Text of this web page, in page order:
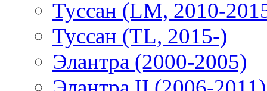
Туссан (LM, 2010-
Туссан (TL, 2015-)
Элантра (2000-2005)